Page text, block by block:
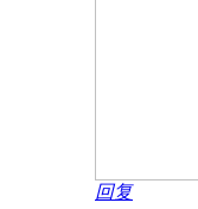
回复